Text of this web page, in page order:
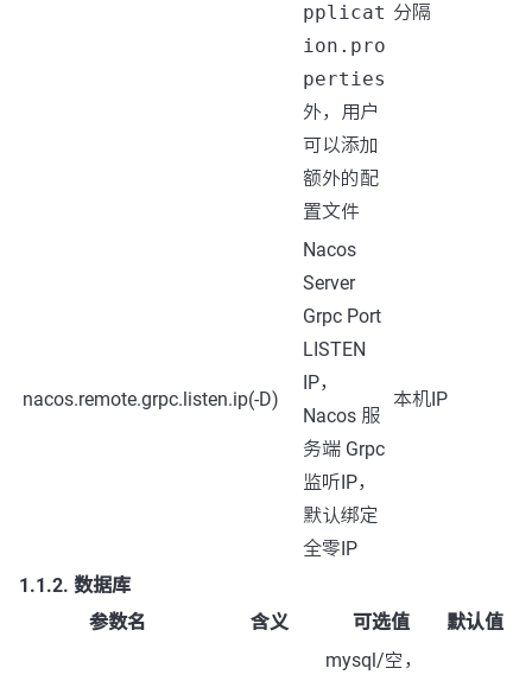
pplicat
ion.pro
perties
外，用户
可以添加
额外的配
置文件
分隔
nacos.remote.grpc.listen.ip(-D)
Nacos
Server
Grpc Port
LISTEN
IP，
Nacos 服
务端 Grpc
监听IP，
默认绑定
全零IP
本机IP
1.1.2. 数据库
参数名
含义 可选值 默认值
mysql/空，